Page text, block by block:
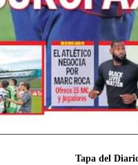
Tapa del